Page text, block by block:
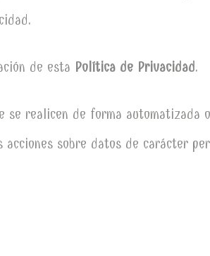
de esta Política de Privacidad.
se realicen de forma
sobre datos de carácter